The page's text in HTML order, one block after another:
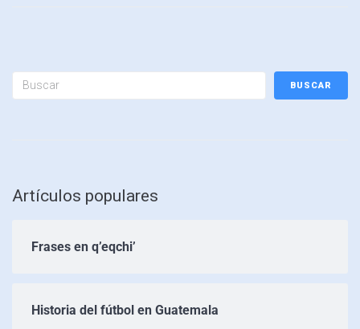
BUSCAR
Artículos populares
Frases en q’eqchi’
Historia del fútbol en Guatemala